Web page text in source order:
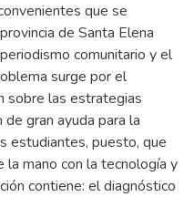
que se
de Santa Elena
comunitario y el
surge por el
sobre las estrategias
gran ayuda para la
estudiantes, puesto, que
la mano con la tecnología y
contiene: el diagnóstico